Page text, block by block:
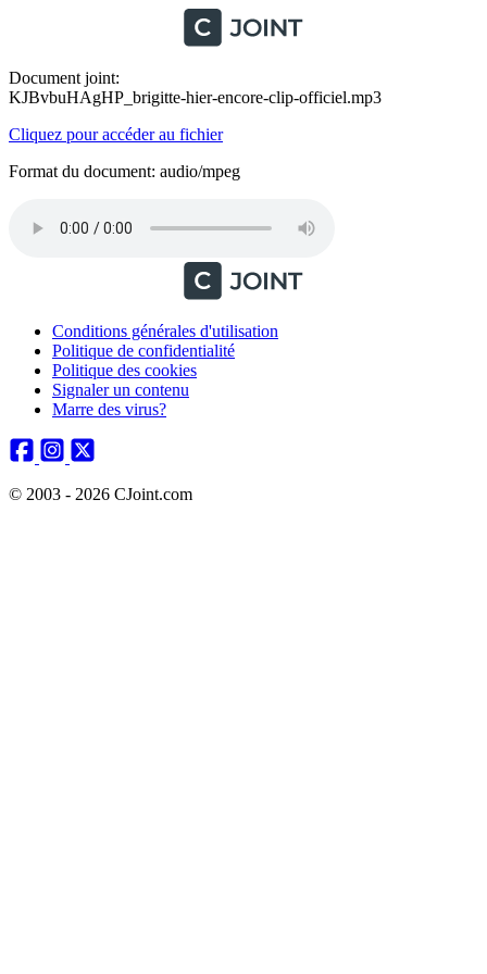
Document joint:
KJBvbuHAgHP_brigitte-hier-encore-clip-officiel.mp3
Cliquez pour accéder au fichier
Format du document: audio/mpeg
Conditions générales d'utilisation
Politique de confidentialité
Politique des cookies
Signaler un contenu
Marre des virus?
© 2003 - 2026 CJoint.com